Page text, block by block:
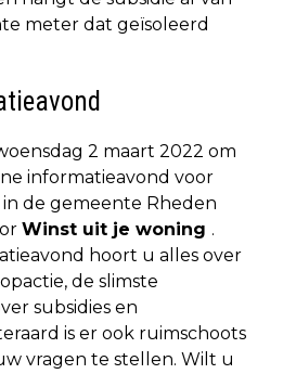
meter dat geïsoleerd
2 maart 2022 om
informatieavond voor
de gemeente Rheden
Winst uit je woning .
hoort u alles over
de slimste
subsidies en
is er ook ruimschoots
vragen te stellen. Wilt u